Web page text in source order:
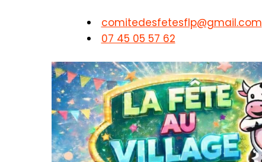
comitedesfetesflp@gmail.com
07 45 05 57 62